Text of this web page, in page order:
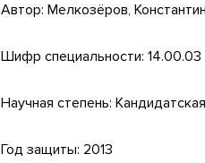
Автор: Мелкозёров,
Шифр специальности: 14.00.03
Научная степень: Кандидатская
Год защиты: 2013